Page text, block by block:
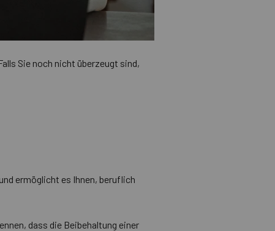
Sie noch nicht überzeugt sind,
ermöglicht es Ihnen, beruflich
dass die Beibehaltung einer